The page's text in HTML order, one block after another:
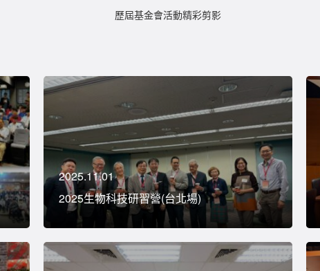
歷屆基金會活動精彩剪影
2025.11.01
2025生物科技研習營(台北場)